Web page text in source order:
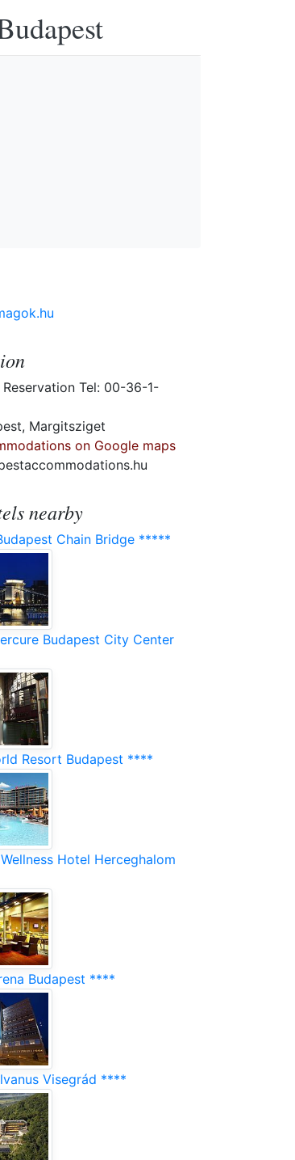
Tel: 00-36-1-
Margitsziget
on Google maps
nearby
Chain Bridge *****
Budapest City Center
Resort Budapest ****
Hotel Herceghalom
Budapest ****
Visegrád ****